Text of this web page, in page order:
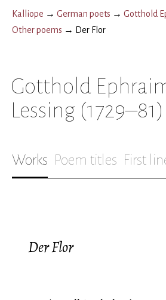
Kalliope → German poets → Gotthold
Other poems → Der Flor
Gotthold
Lessing (1729–81)
Works Poem titles First
Der Flor